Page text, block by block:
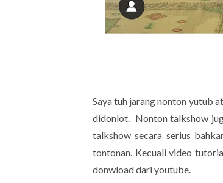
Saya tuh jarang nonton yutub
didonlot. Nonton talkshow
talkshow secara serius
tontonan. Kecuali video
donwload dari youtube.